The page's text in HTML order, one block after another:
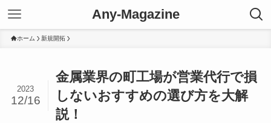
Any-Magazine
ホーム 新規開拓
金属業界の町工場が営業代行で損
しないおすすめの選び方を大解
説！
2023
12/16